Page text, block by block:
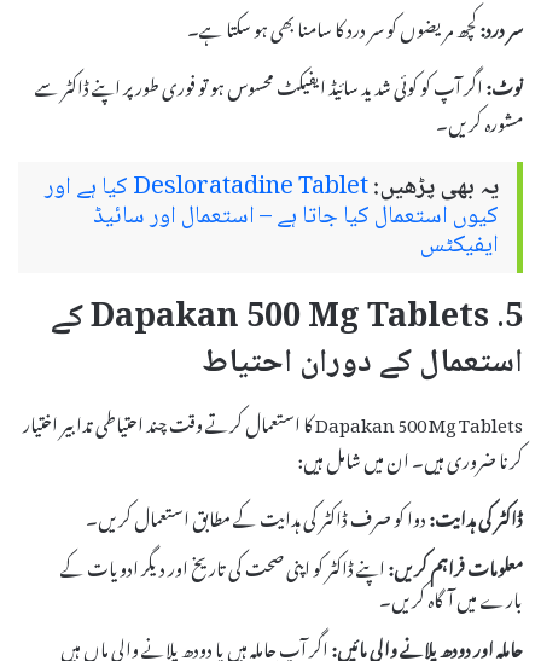
سر درد:کچھ مریضوں کو سر درد کا سامنا بھی ہو سکتا ہے۔
نوٹ:اگر آپ کو کوئی شدید سائیڈ ایفیکٹ محسوس ہو تو فوری طور پر اپنے ڈاکٹر سے
مشورہ کریں۔
یہ بھی پڑھیں: Desloratadine Tablet کیا ہے اور
کیوں استعمال کیا جاتا ہے – استعمال اور سائیڈ
ایفیکٹس
5. Dapakan 500 Mg Tablets کے
استعمال کے دوران احتیاط
Dapakan 500 Mg Tablets کا استعمال کرتے وقت چند احتیاطی تدابیر اختیار
کرنا ضروری ہیں۔ ان میں شامل ہیں:
ڈاکٹر کی ہدایت:دوا کو صرف ڈاکٹر کی ہدایت کے مطابق استعمال کریں۔
معلومات فراہم کریں:اپنے ڈاکٹر کو اپنی صحت کی تاریخ اور دیگر ادویات کے
بارے میں آگاہ کریں۔
حاملہ اور دودھ پلانے والی مائیں:اگر آپ حاملہ ہیں یا دودھ پلانے والی ماں ہیں